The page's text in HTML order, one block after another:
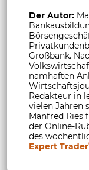
Der Autor:
Großbank.
namhaften
Redakteur in
vielen Jahren
Manfred Ries
der Online-
des
Expert Trader